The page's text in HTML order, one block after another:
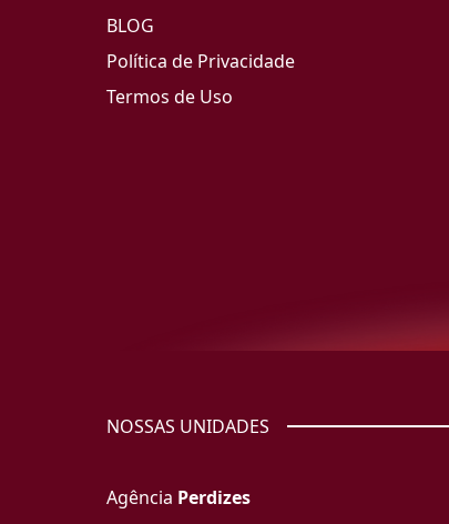
BLOG
Política de Privacidade
Termos de Uso
NOSSAS UNIDADES
Agência Perdizes